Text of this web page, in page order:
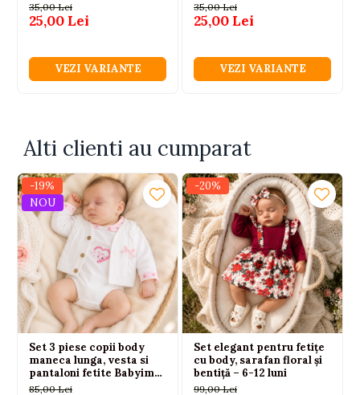
35,00 Lei
25,00 Lei
VEZI VARIANTE
35,00 Lei
25,00 Lei
VEZI VARIANTE
Alti clienti au cumparat
-19%
NOU
Set 3 piese copii body
maneca lunga, vesta si
pantaloni fetite Babyim
100% bumbac roz
85,00 Lei
-20%
Set elegant pentru fetițe
cu body, sarafan floral și
bentiță – 6-12 luni
99,00 Lei